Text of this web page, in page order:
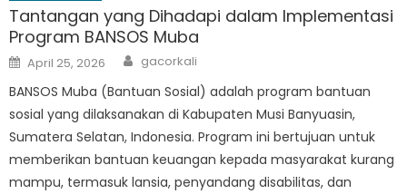
Tantangan yang Dihadapi dalam Implementasi
Program BANSOS Muba
Posted
on
April 25, 2026 Author
gacorkali
BANSOS Muba (Bantuan Sosial) adalah program bantuan
sosial yang dilaksanakan di Kabupaten Musi Banyuasin,
Sumatera Selatan, Indonesia. Program ini bertujuan untuk
memberikan bantuan keuangan kepada masyarakat kurang
mampu, termasuk lansia, penyandang disabilitas, dan